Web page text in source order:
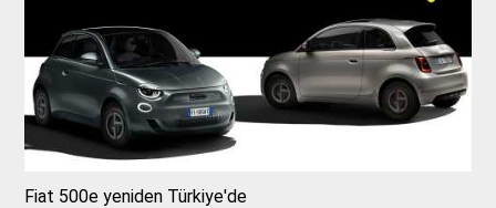
Fiat 500e yeniden Türkiye'de